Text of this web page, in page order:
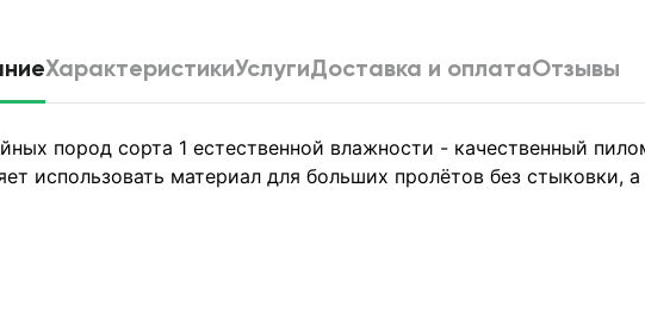
ХарактеристикиУслугиДоставка и оплатаОтзывы
пород сорта 1 естественной влажности - качественный
использовать материал для больших пролётов без стыковки,